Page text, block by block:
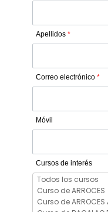
Apellidos *
Correo electrónico *
Móvil
Cursos de interés